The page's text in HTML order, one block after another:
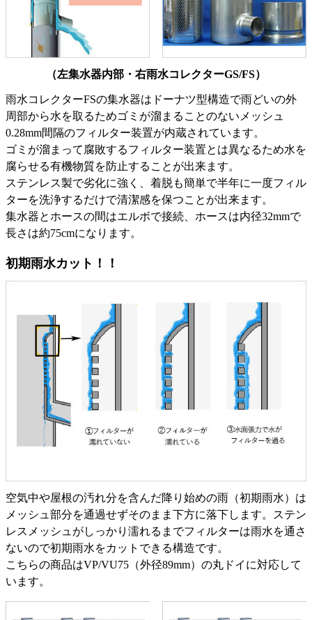
（左集水器内部・右雨水コレクターGS/FS）
雨水コレクターFSの集水器はドーナツ型構造で雨どいの外
周部から水を取るためゴミが溜まることのないメッシュ
0.28mm間隔のフィルター装置が内蔵されています。
ゴミが溜まって腐敗するフィルター装置とは異なるため水を
腐らせる有機物質を防止することが出来ます。
ステンレス製で劣化に強く、着脱も簡単で半年に一度フィル
ターを洗浄するだけで清潔感を保つことが出来ます。
集水器とホースの間はエルボで接続、ホースは内径32mmで
長さは約75cmになります。
初期雨水カット！！
空気中や屋根の汚れ分を含んだ降り始めの雨（初期雨水）は
メッシュ部分を通過せずそのまま下方に落下します。ステン
レスメッシュがしっかり濡れるまでフィルターは雨水を通さ
ないので初期雨水をカットできる構造です。
こちらの商品はVP/VU75（外径89mm）の丸ドイに対応して
います。